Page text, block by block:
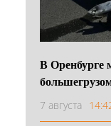
В Оренбурге
7 августа